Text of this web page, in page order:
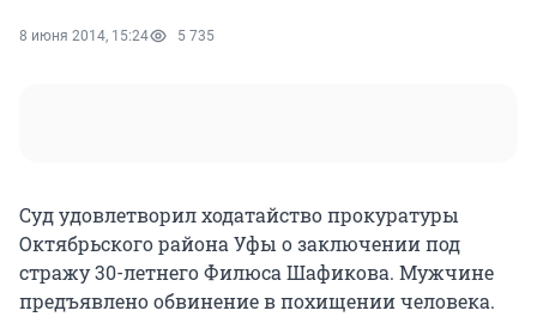
8 июня 2014, 15:24 5 735
Суд удовлетворил ходатайство прокуратуры
Октябрьского района Уфы о заключении под
стражу 30-летнего Филюса Шафикова. Мужчине
предъявлено обвинение в похищении человека.